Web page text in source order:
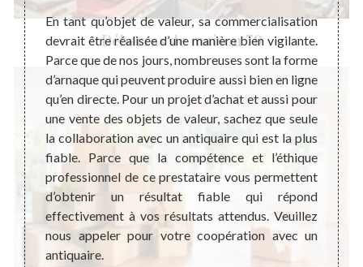
Débarras de maison 79
se
le
un
des
une
en
de
En tant qu’objet de valeur, sa commercialisation
devrait être réalisée d’une manière bien vigilante.
Parce que de nos jours, nombreuses sont la forme
d’arnaque qui peuvent produire aussi bien en ligne
qu’en directe. Pour un projet d’achat et aussi pour
une vente des objets de valeur, sachez que seule
la collaboration avec un antiquaire qui est la plus
fiable. Parce que la compétence et l’éthique
professionnel de ce prestataire vous permettent
d’obtenir un résultat fiable qui répond
effectivement à vos résultats attendus. Veuillez
nous appeler pour votre coopération avec un
antiquaire.
Un
que
que
de
pour
la